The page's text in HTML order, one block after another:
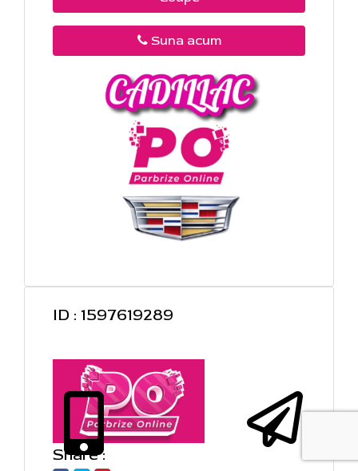
Suna acum
ID : 1597619289
Share :